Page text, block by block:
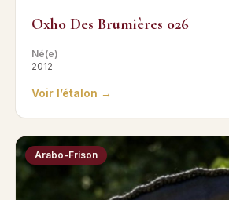
Oxho Des Brumières 026
Né(e)
2012
Voir l’étalon →
Arabo-Frison